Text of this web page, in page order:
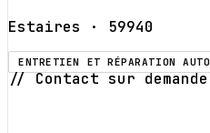
Estaires · 59940
ENTRETIEN ET RÉPARATION AUTO
// Contact sur demande